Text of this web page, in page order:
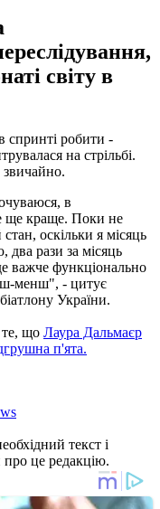
світу в
спринті робити -
на стрільбі.
звичайно.
в
ще краще. Поки не
оскільки я місяць
два рази за місяць
важче функціонально
менш", - цитує
України.
те, що Лаура Дальмаєр
п'ята.
текст і
це редакцію.